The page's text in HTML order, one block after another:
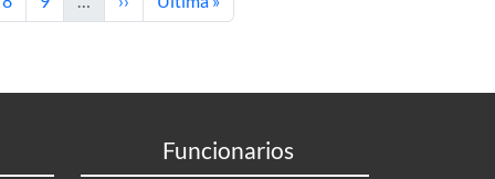
Funcionarios